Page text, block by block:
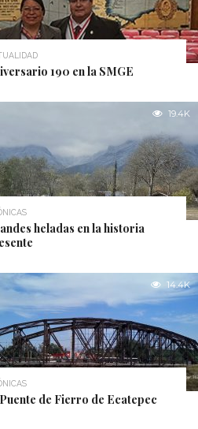
190 en la SMGE
19.4K
heladas en la historia
14.4K
de Fierro de Ecatepec